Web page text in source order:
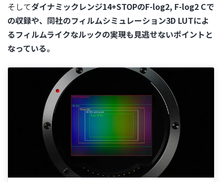
そしてダイナミックレンジ14+STOPのF-log2, F-log2 Cで
の収録や、同社のフィルムシミュレーション3D LUTによ
るフィルムライクなルックの実現も見逃せないポイントと
なっている。